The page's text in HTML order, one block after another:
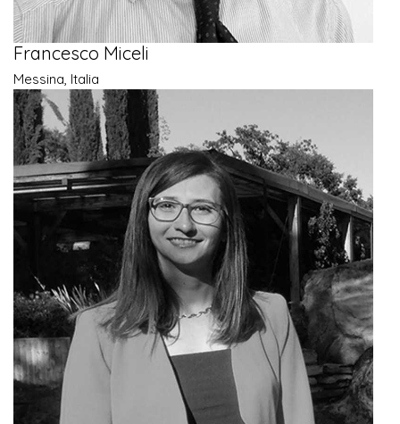
Francesco Miceli
Messina, Italia